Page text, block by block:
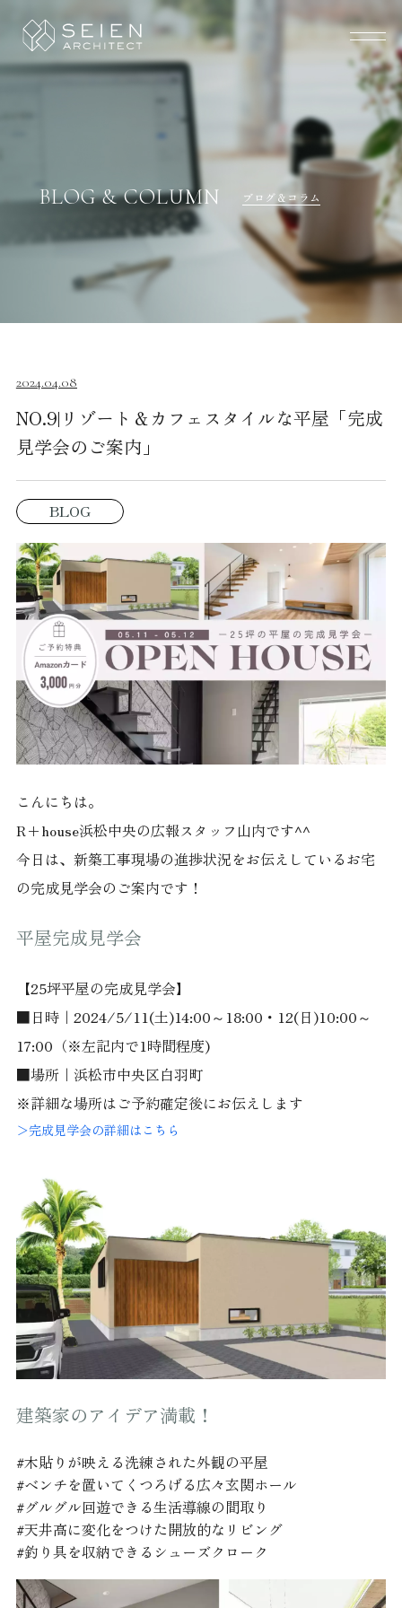
BLOG & COLUMN ブログ＆コラム
2024.04.08
NO.9|リゾート＆カフェスタイルな平屋「完成
見学会のご案内」
BLOG
こんにちは。
R+house浜松中央の広報スタッフ山内です^^
今日は、新築工事現場の進捗状況をお伝えしているお宅
の完成見学会のご案内です！
平屋完成見学会
【25坪平屋の完成見学会】
■日時｜2024/5/11(土)14:00～18:00・12(日)10:00～
17:00（※左記内で1時間程度)
■場所｜浜松市中央区白羽町
※詳細な場所はご予約確定後にお伝えします
＞完成見学会の詳細はこちら
建築家のアイデア満載！
#木貼りが映える洗練された外観の平屋
#ベンチを置いてくつろげる広々玄関ホール
#グルグル回遊できる生活導線の間取り
#天井高に変化をつけた開放的なリビング
#釣り具を収納できるシューズクローク